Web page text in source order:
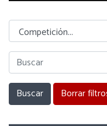
Competicion